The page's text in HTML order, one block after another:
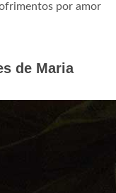
por amor
de Maria